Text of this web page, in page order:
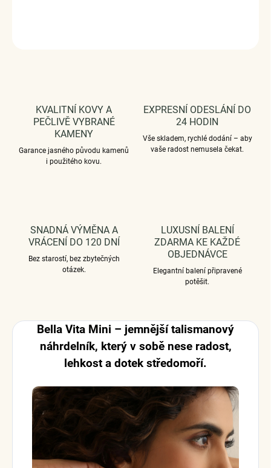
KVALITNÍ KOVY A
PEČLIVĚ VYBRANÉ
KAMENY
Garance jasného původu kamenů
i použitého kovu.
EXPRESNÍ ODESLÁNÍ DO
24 HODIN
Vše skladem, rychlé dodání – aby
vaše radost nemusela čekat.
SNADNÁ VÝMĚNA A
VRÁCENÍ DO 120 DNÍ
Bez starostí, bez zbytečných
otázek.
LUXUSNÍ BALENÍ
ZDARMA KE KAŽDÉ
OBJEDNÁVCE
Elegantní balení připravené
potěšit.
Bella Vita Mini – jemnější talismanový
náhrdelník, který v sobě nese radost,
lehkost a dotek středomoří.